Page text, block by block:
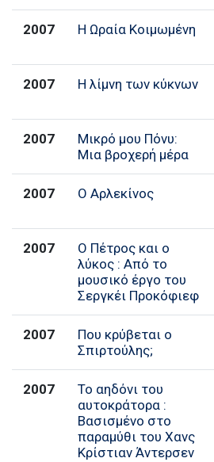
2007 Η Ωραία Κοιμωμένη
2007 Η λίμνη των κύκνων
2007
Μικρό μου Πόνυ:
Μια βροχερή μέρα
2007 Ο Αρλεκίνος
2007
Ο Πέτρος και ο
λύκος : Από το
μουσικό έργο του
Σεργκέι Προκόφιεφ
2007
Που κρύβεται ο
Σπιρτούλης;
2007
Το αηδόνι του
αυτοκράτορα :
Βασισμένο στο
παραμύθι του Χανς
Κρίστιαν Άντερσεν